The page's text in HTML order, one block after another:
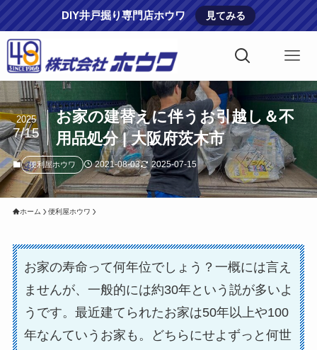
DIY井戸掘り専門店ホウワ 見てみる
お家の建替えに伴うお引越し＆不
用品処分 | 大阪府茨木市
2025
7/15
便利屋ホウワ 2021-08-03 2025-07-15
ホーム 便利屋ホウワ
お家の寿命って何年位でしょう？一概には言え
ませんが、一般的には約30年という説が多いよ
うです。最近建てられたお家は50年以上や100
年なんていうお家も。どちらにせよずっと何世